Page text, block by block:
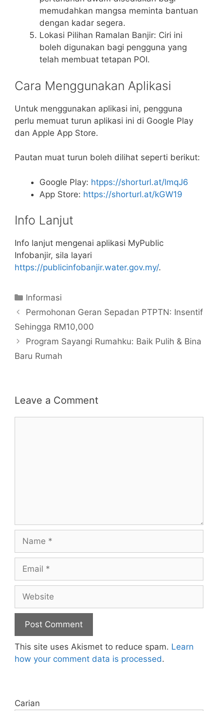
memudahkan mangsa meminta bantuan
dengan kadar segera.
Lokasi Pilihan Ramalan Banjir: Ciri ini
boleh digunakan bagi pengguna yang
telah membuat tetapan POI.
Cara Menggunakan Aplikasi
Untuk menggunakan aplikasi ini, pengguna
perlu memuat turun aplikasi ini di Google Play
dan Apple App Store.
Pautan muat turun boleh dilihat seperti berikut:
Google Play: htpps://shorturl.at/lmqJ6
App Store: https://shorturl.at/kGW19
Info Lanjut
Info lanjut mengenai aplikasi MyPublic
Infobanjir, sila layari
https://publicinfobanjir.water.gov.my/.
Categories
Informasi
Permohonan Geran Sepadan PTPTN: Insentif
Sehingga RM10,000
Program Sayangi Rumahku: Baik Pulih & Bina
Baru Rumah
Leave a Comment
Name
Email
Website
This site uses Akismet to reduce spam. Learn
how your comment data is processed.
Carian